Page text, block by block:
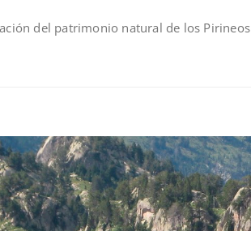
del patrimonio natural de los Pirineos